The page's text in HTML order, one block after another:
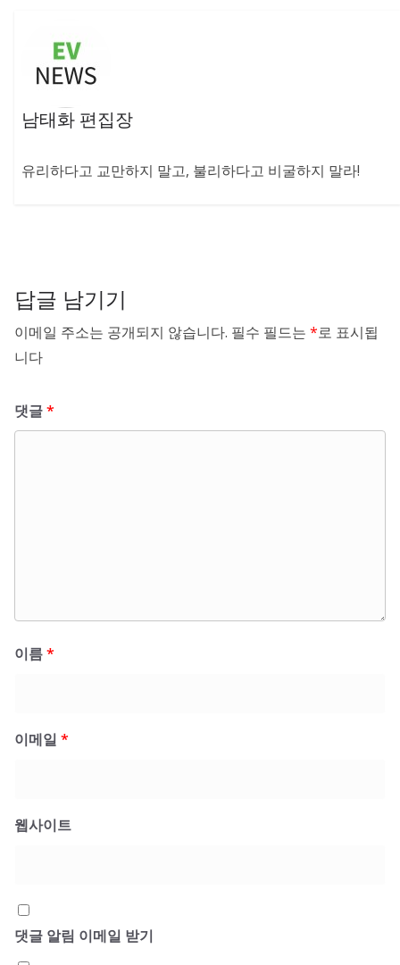
남태화 편집장
유리하다고 교만하지 말고, 불리하다고 비굴하지 말라!
답글 남기기
이메일 주소는 공개되지 않습니다. 필수 필드는 *로 표시됩
니다
댓글*
이름*
이메일 *
웹사이트
댓글 알림 이메일 받기